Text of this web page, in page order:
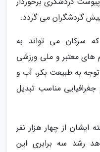
گردشگران می گردد.
که سرکان می تواند به
های معتبر و ملی ورزشی
به طبیعت بکر، آب و
مناسب تبدیل
ایشان از چهار هزار نفر
رشد سه برابری این